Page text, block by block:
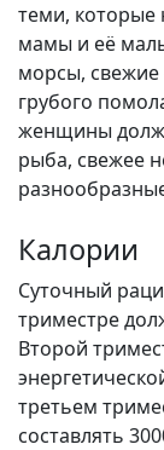
теми, которые
мамы и её
морсы,
грубого
женщины
рыба, свежее
Калории
Суточный
триместре
Второй
третьем
составлять